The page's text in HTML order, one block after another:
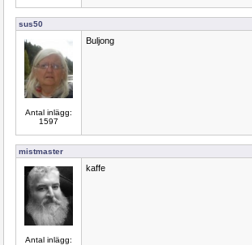
sus50
Antal inlägg:
1597
Buljong
mistmaster
Antal inlägg:
kaffe